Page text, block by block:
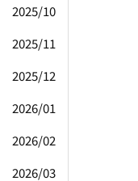
2025/10
2025/11
2025/12
2026/01
2026/02
2026/03